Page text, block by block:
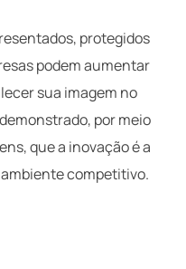
protegidos
podem aumentar
sua imagem no
por meio
que a inovação é a
competitivo.